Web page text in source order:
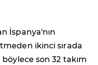
İspanya'nın
ikinci sırada
son 32 takım